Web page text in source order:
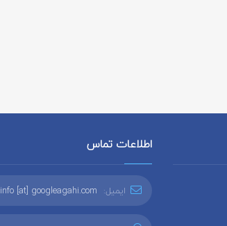
اطلاعات تماس
ایمیل: info [at] googleagahi.com